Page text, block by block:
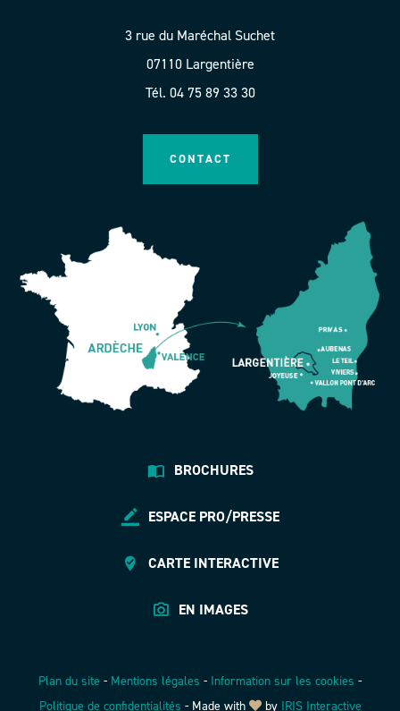
3 rue du Maréchal Suchet
07110 Largentière
Tél. 04 75 89 33 30
CONTACT
BROCHURES
ESPACE PRO/PRESSE
CARTE INTERACTIVE
EN IMAGES
Plan du site - Mentions légales - Information sur les cookies -
Politique de confidentialités -Made with by IRIS Interactive